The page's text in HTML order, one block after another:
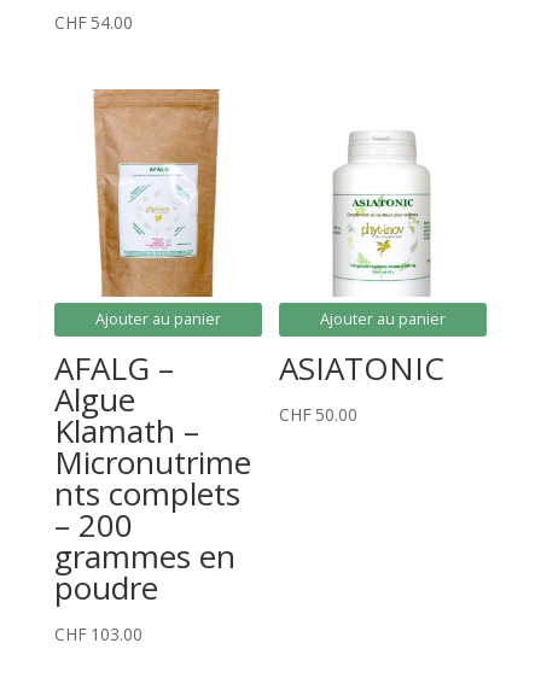
CHF 54.00
Ajouter au panier
AFALG –
Algue
Klamath –
Micronutrime
nts complets
– 200
grammes en
poudre
CHF 103.00
Ajouter au panier
ASIATONIC
CHF 50.00